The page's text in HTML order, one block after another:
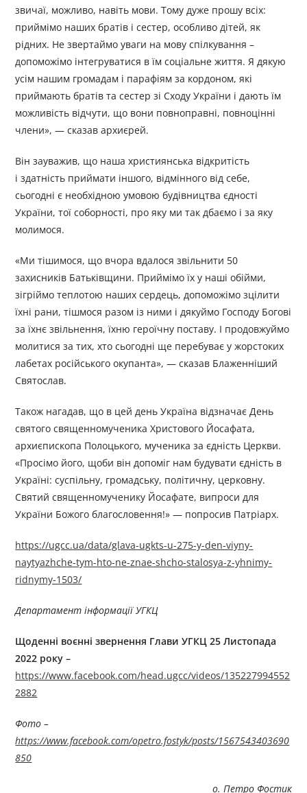
звичаї, можливо, навіть мови. Тому дуже прошу всіх:
приймімо наших братів і сестер, особливо дітей, як
рідних. Не звертаймо уваги на мову спілкування –
допоможімо інтегруватися в їм соціальне життя. Я дякую
усім нашим громадам і парафіям за кордоном, які
приймають братів та сестер зі Сходу України і дають їм
можливість відчути, що вони повноправні, повноцінні
члени», — сказав архиєрей.
Він зауважив, що наша християнська відкритість
і здатність приймати іншого, відмінного від себе,
сьогодні є необхідною умовою будівництва єдності
України, тої соборності, про яку ми так дбаємо і за яку
молимося.
«Ми тішимося, що вчора вдалося звільнити 50
захисників Батьківщини. Приймімо їх у наші обійми,
зігріймо теплотою наших сердець, допоможімо зцілити
їхні рани, тішмося разом із ними і дякуймо Господу Богові
за їхнє звільнення, їхню героїчну поставу. І продовжуймо
молитися за тих, хто сьогодні ще перебуває у жорстоких
лабетах російського окупанта», — сказав Блаженніший
Святослав.
Також нагадав, що в цей день Україна відзначає День
святого священномученика Христового Йосафата,
архиєпископа Полоцького, мученика за єдність Церкви.
«Просімо його, щоби він допоміг нам будувати єдність в
Україні: суспільну, громадську, політичну, церковну.
Святий священномученику Йосафате, випроси для
України Божого благословення!» — попросив Патріарх.
https://ugcc.ua/data/glava-ugkts-u-275-y-den-viyny-
naytyazhche-tym-hto-ne-znae-shcho-stalosya-z-yhnimy-
ridnymy-1503/
Департамент інформації УГКЦ
Щоденні воєнні звернення ГлавиУГКЦ 25Листопада
2022 року –
https://www.facebook.com/head.ugcc/videos/135227994552
2882
Фото –
https://www.facebook.com/opetro.fostyk/posts/1567543403690
850
о. Петро Фостик